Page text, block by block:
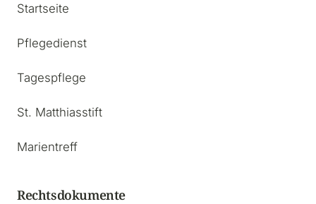
Startseite
Pflegedienst
Tagespflege
St. Matthiasstift
Marientreff
Rechtsdokumente